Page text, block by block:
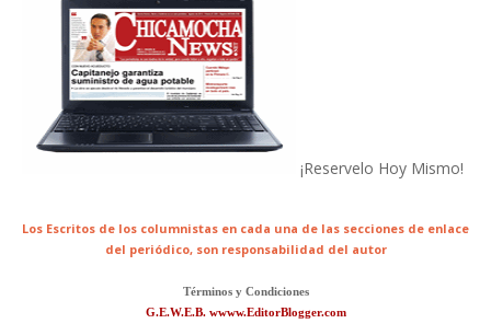
¡Reservelo Hoy Mismo!
Los Escritos de los columnistas en cada una de las secciones de enlace
del periódico, son responsabilidad del autor
Términos y Condiciones
G.E.W.E.B. wwww.EditorBlogger.com